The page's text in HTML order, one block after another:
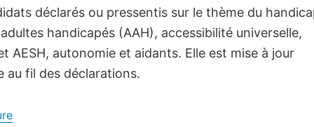
déclarés ou pressentis sur le thème du
handicapés (AAH), accessibilité universelle,
AESH, autonomie et aidants. Elle est mise à jour
au fil des déclarations.
de « Handicap et présidentielle 2027 : les positions et